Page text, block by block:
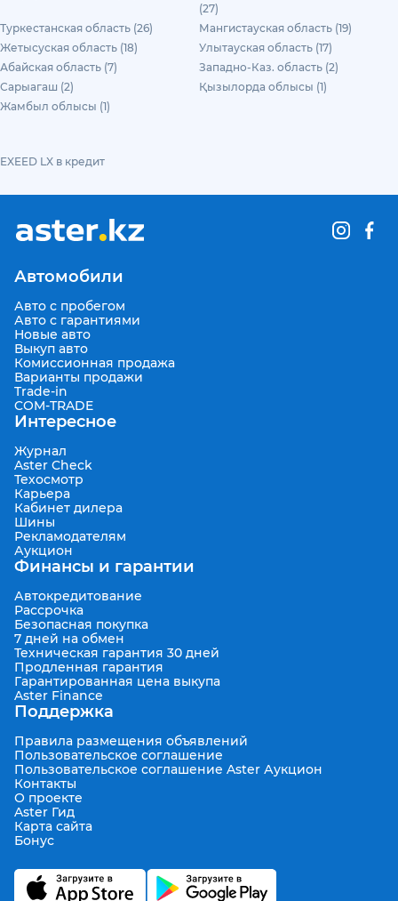
(27)
Туркестанская область (26)
Мангистауская область (19)
Жетысуская область (18)
Улытауская область (17)
Абайская область (7)
Западно-Каз. область (2)
Сарыагаш (2)
Қызылорда облысы (1)
Жамбыл облысы (1)
EXEED LX в кредит
Автомобили
Авто с пробегом
Авто с гарантиями
Новые авто
Выкуп авто
Комиссионная продажа
Варианты продажи
Trade-in
COM-TRADE
Интересное
Журнал
Aster Check
Техосмотр
Карьера
Кабинет дилера
Шины
Рекламодателям
Аукцион
Финансы и гарантии
Автокредитование
Рассрочка
Безопасная покупка
7 дней на обмен
Техническая гарантия 30 дней
Продленная гарантия
Гарантированная цена выкупа
Aster Finance
Поддержка
Правила размещения объявлений
Пользовательское соглашение
Пользовательское соглашение Aster Аукцион
Контакты
О проекте
Aster Гид
Карта сайта
Бонус